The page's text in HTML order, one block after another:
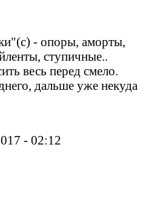
- опоры, аморты,
ступичные..
весь перед смело.
дальше уже некуда
- 02:12